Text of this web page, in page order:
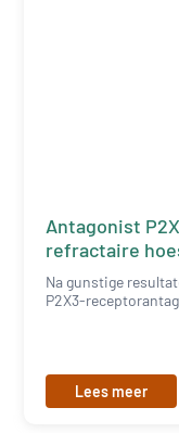
Antagonist
refractaire
Na gunstige
P2X3-
Lees meer